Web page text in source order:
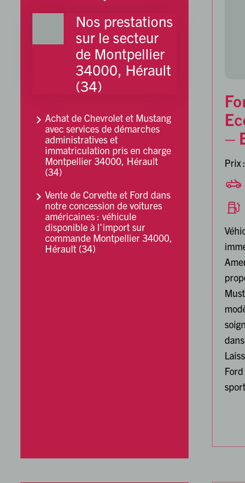
Nos prestations
sur le secteur
de Montpellier
34000, Hérault
(34)
Achat de Chevrolet et Mustang
avec services de démarches
administratives et
immatriculation pris en charge
Montpellier 34000, Hérault
(34)
Vente de Corvette et Ford dans
notre concession de voitures
américaines : véhicule
disponible à l'import sur
commande Montpellier 34000,
Hérault (34)
–
Prix :